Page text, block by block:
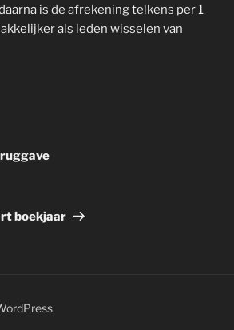
is de afrekening telkens per 1
als leden wisselen van
boekjaar